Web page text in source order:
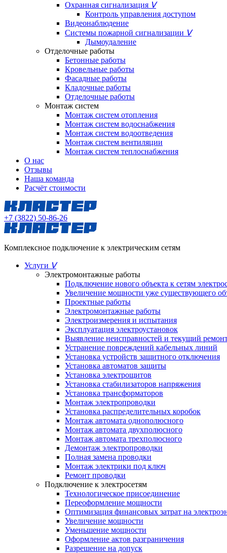
Охранная сигнализация ᐯ
Контроль управления доступом
Видеонаблюдение
Системы пожарной сигнализации ᐯ
Дымоудаление
Отделочные работы
Бетонные работы
Кровельные работы
Фасадные работы
Кладочные работы
Отделочные работы
Монтаж систем
Монтаж систем отопления
Монтаж систем водоснабжения
Монтаж систем водоотведения
Монтаж систем вентиляции
Монтаж систем теплоснабжения
О нас
Отзывы
Наша команда
Расчёт стоимости
+7 (3822) 50-86-26
Комплексное подключение к электрическим сетям
Услуги ᐯ
Электромонтажные работы
Подключение нового объекта к сетям
Увеличение мощности уже существующего
Проектные работы
Электромонтажные работы
Электроизмерения и испытания
Эксплуатация электроустановок
Выявление неисправностей и текущий
Устранение повреждений кабельных линий
Установка устройств защитного отключения
Установка автоматов защиты
Установка электрощитов
Установка стабилизаторов напряжения
Установка трансформаторов
Монтаж электропроводки
Установка распределительных коробок
Монтаж автомата однополюсного
Монтаж автомата двухполюсного
Монтаж автомата трехполюсного
Демонтаж электропроводки
Полная замена проводки
Монтаж электрики под ключ
Ремонт проводки
Подключение к электросетям
Технологическое присоединение
Переоформление мощности
Оптимизация финансовых затрат на
Увеличение мощности
Уменьшение мощности
Оформление актов разграничения
Разрешение на допуск